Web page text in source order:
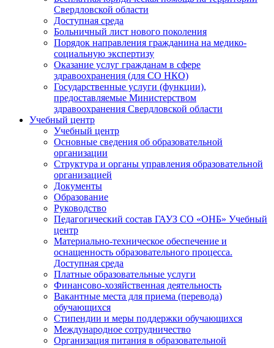
Свердловской области
Доступная среда
Больничный лист нового поколения
Порядок направления гражданина на медико-
социальную экспертизу
Оказание услуг гражданам в сфере
здравоохранения (для СО НКО)
Государственные услуги (функции),
предоставляемые Министерством
здравоохранения Свердловской области
Учебный центр
Учебный центр
Основные сведения об образовательной
организации
Структура и органы управления образовательной
организацией
Документы
Образование
Руководство
Педагогический состав ГАУЗ СО «ОНБ» Учебный
центр
Материально-техническое обеспечение и
оснащенность образовательного процесса.
Доступная среда
Платные образовательные услуги
Финансово-хозяйственная деятельность
Вакантные места для приема (перевода)
обучающихся
Стипендии и меры поддержки обучающихся
Международное сотрудничество
Организация питания в образовательной